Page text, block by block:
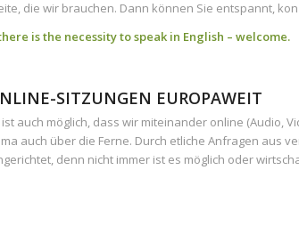
die wir brauchen. Dann können Sie entspannt,
is the necessity to speak in English – welcome.
SITZUNGEN EUROPAWEIT
ist auch möglich, dass wir miteinander online (Audio,
auch über die Ferne. Durch etliche Anfragen aus
denn nicht immer ist es möglich oder